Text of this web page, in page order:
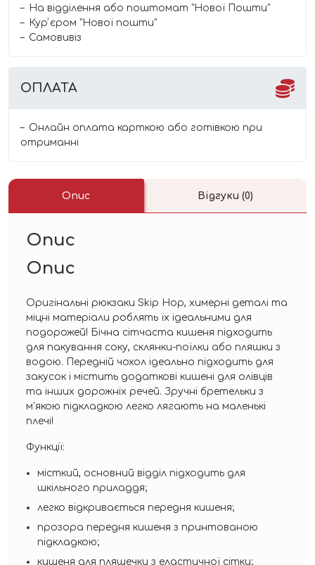
На відділення або поштомат "Нової Пошти"
Курʼєром "Нової пошти"
Самовивіз
ОПЛАТА
Онлайн оплата карткою або готівкою при
отриманні
Опис Відгуки (0)
Опис
Опис
Оригінальні рюкзаки Skip Hop, химерні деталі та
міцні матеріали роблять їх ідеальними для
подорожей! Бічна сітчаста кишеня підходить
для пакування соку, склянки-поїлки або пляшки з
водою. Передній чохол ідеально підходить для
закусок і містить додаткові кишені для олівців
та інших дорожніх речей. Зручні бретельки з
м’якою підкладкою легко лягають на маленькі
плечі!
Функції:
місткий, основний відділ підходить для
шкільного приладдя;
легко відкривається передня кишеня;
прозора передня кишеня з принтованою
підкладкою;
кишеня для пляшечки з еластичної сітки;